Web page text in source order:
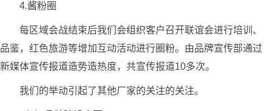
4.酱粉圈
每区域会战结束后我们会组织客户召开联谊会进行培训、
品鉴，红色旅游等增加互动活动进行圈粉。由品牌宣传部通过
新媒体宣传报道造势造热度，共宣传报道10多次。
我们的举动引起了其他厂家的关注的关注。